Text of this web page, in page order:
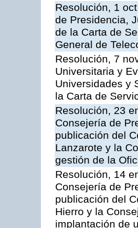
Resolución, 1
de Presidencia,
de la Carta de
General de
Resolución, 7
Universitaria y
Universidades y
la Carta de
Resolución, 23
Consejería de
publicación del
Lanzarote y la
gestión de la
Resolución, 14
Consejería de
publicación del
Hierro y la
implantación de